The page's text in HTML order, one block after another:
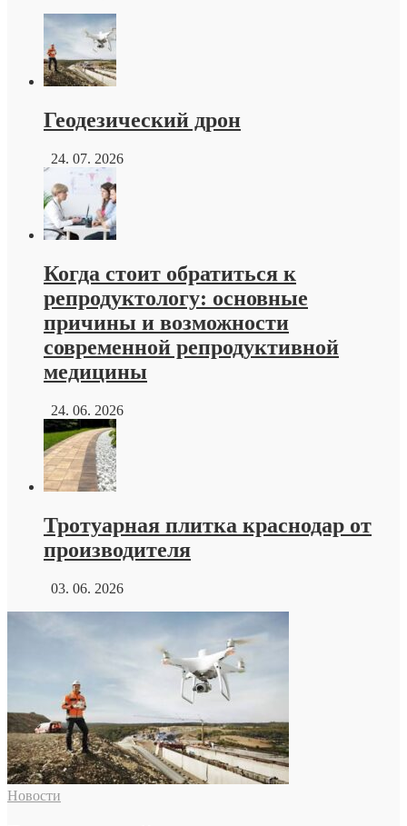
Геодезический дрон
24. 07. 2026
Когда стоит обратиться к
репродуктологу: основные
причины и возможности
современной репродуктивной
медицины
24. 06. 2026
Тротуарная плитка краснодар от
производителя
03. 06. 2026
Новости